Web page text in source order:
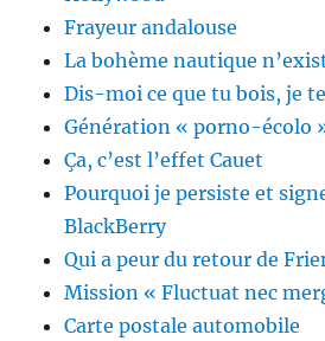
Frayeur andalouse
La bohème nautique
Dis-moi ce que tu bois, je
Génération « porno-écolo
Ça, c’est l’effet Cauet
Pourquoi je persiste et
BlackBerry
Qui a peur du retour de
Mission « Fluctuat nec
Carte postale automobile